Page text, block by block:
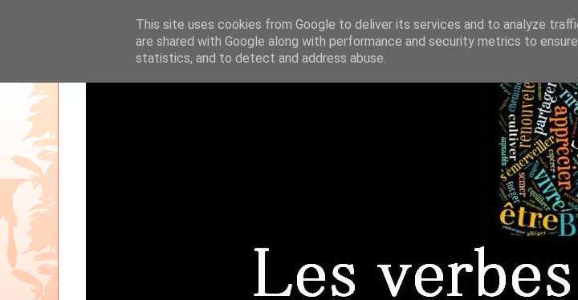
This site uses cookies from Google to deliver its services and to analyze
are shared with Google along with performance and security metrics to
statistics, and to detect and address abuse.